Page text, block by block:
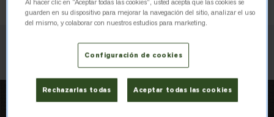
Verificar inventario
guarden en su dispositivo para mejorar la navegación del sitio, analizar el uso
del mismo, y colaborar con nuestros estudios para marketing.
Configuración de cookies
Rechazarlas todas Aceptar todas las cookies